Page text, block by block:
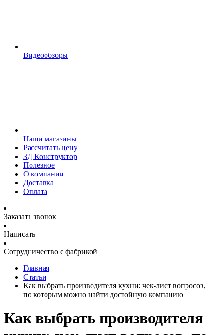
Видеообзоры
Наши магазины
Рассчитать цену
3Д Конструктор
Полезное
О компании
Доставка
Оплата
Заказать звонок
Написать
Сотрудничество с фабрикой
Главная
Статьи
Как выбрать производителя кухни: чек-лист вопросов,
по которым можно найти достойную компанию
Как выбрать производителя